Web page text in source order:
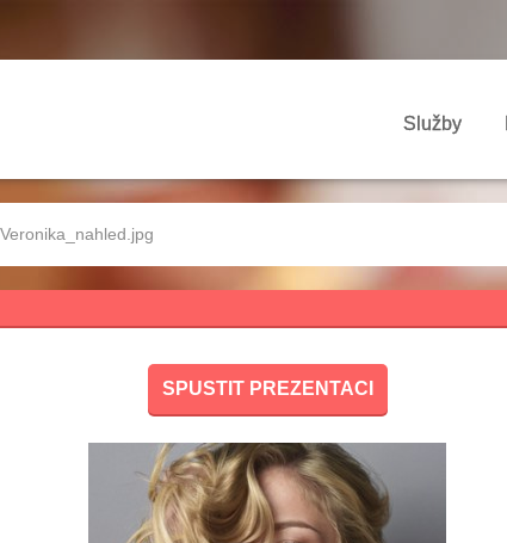
Služby
SPUSTIT PREZENTACI